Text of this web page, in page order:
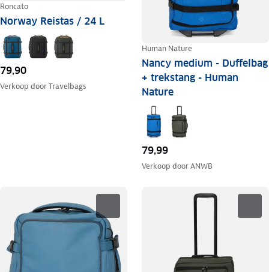
Roncato
Norway Reistas / 24 L
79,90
Verkoop doorTravelbags
Human Nature
Nancy medium - Duffelbag
+ trekstang - Human
Nature
79,99
Verkoop doorANWB